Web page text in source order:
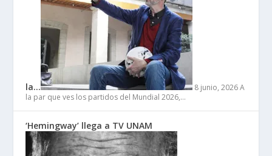
la… 8 junio, 2026 A
la par que ves los partidos del Mundial 2026,…
‘Hemingway’ llega a TV UNAM